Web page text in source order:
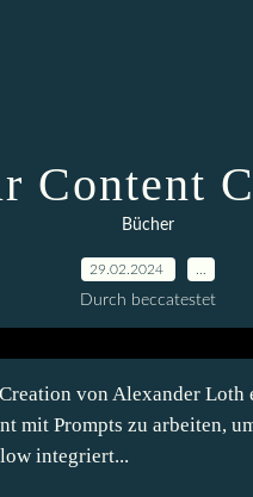
Content
Bücher
29.02.2024
Durch beccatestet
von Alexander
mit Prompts zu arbeiten,
integriert...